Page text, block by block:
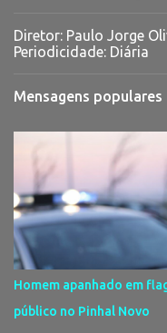
Diretor: Paulo Jorge
Periodicidade: Diária
Mensagens populares
Homem apanhado em
público no Pinhal Novo